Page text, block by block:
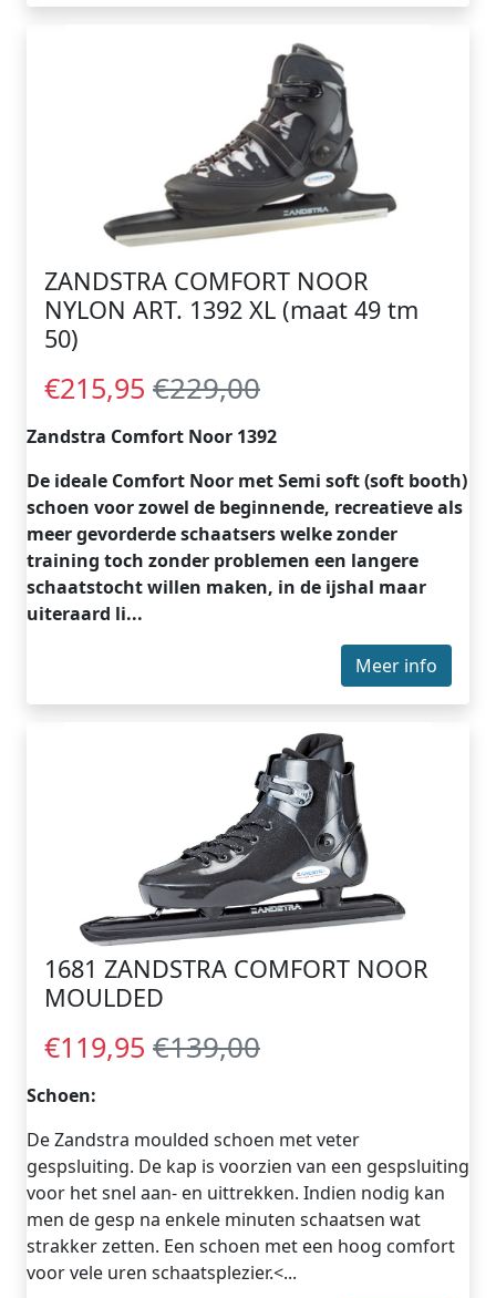
ZANDSTRA COMFORT NOOR
NYLON ART. 1392 XL (maat 49 tm
50)
€215,95 €229,00
Zandstra Comfort Noor 1392
De ideale Comfort Noor met Semi soft (soft booth)
schoen voor zowel de beginnende, recreatieve als
meer gevorderde schaatsers welke zonder
training toch zonder problemen een langere
schaatstocht willen maken, in de ijshal maar
uiteraard li...
Meer info
1681 ZANDSTRA COMFORT NOOR
MOULDED
€119,95 €139,00
Schoen:
De Zandstra moulded schoen met veter
gespsluiting. De kap is voorzien van een gespsluiting
voor het snel aan- en uittrekken. Indien nodig kan
men de gesp na enkele minuten schaatsen wat
strakker zetten. Een schoen met een hoog comfort
voor vele uren schaatsplezier.<...